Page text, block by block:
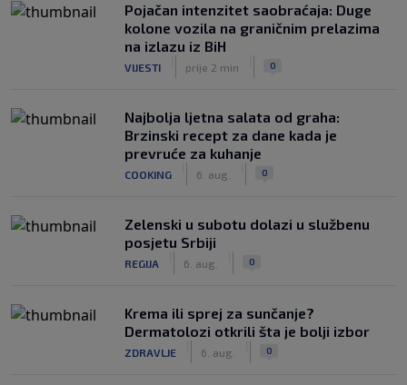
Slavni klub potresa kriza: Kultni
stadion u Italiji bit će prazan na
početku sezone, navijači objavili rat
upravi
Pojačan intenzitet saobraćaja: Duge
kolone vozila na graničnim prelazima
na izlazu iz BiH
VIJESTI prije 2 min 0
Najbolja ljetna salata od graha:
Brzinski recept za dane kada je
prevruće za kuhanje
COOKING 6. aug. 0
Zelenski u subotu dolazi u službenu
posjetu Srbiji
REGIJA 6. aug. 0
Krema ili sprej za sunčanje?
Dermatolozi otkrili šta je bolji izbor
ZDRAVLJE 6. aug. 0